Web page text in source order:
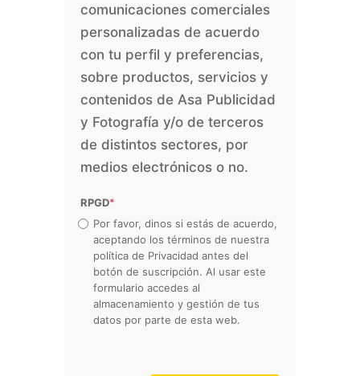
comunicaciones comerciales
personalizadas de acuerdo
con tu perfil y preferencias,
sobre productos, servicios y
contenidos de Asa Publicidad
y Fotografía y/o de terceros
de distintos sectores, por
medios electrónicos o no.
RPGD*
Por favor, dinos si estás de acuerdo,
aceptando los términos de nuestra
política de Privacidad antes del
botón de suscripción. Al usar este
formulario accedes al
almacenamiento y gestión de tus
datos por parte de esta web.